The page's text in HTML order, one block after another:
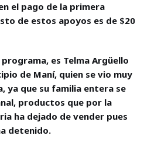
el pago de la primera
de estos apoyos es de $20
es Telma Argüello
de Maní, quien se vio muy
ya que su familia entera se
productos que por la
ha dejado de vender pues
detenido.